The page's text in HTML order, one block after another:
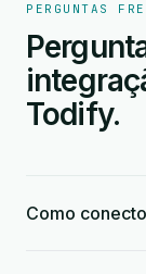
PERGUNTAS
Todify.
Como